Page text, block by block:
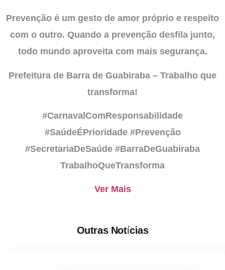
Prevenção é um gesto de amor próprio e respeito
com o outro. Quando a prevenção desfila junto,
todo mundo aproveita com mais segurança.
Prefeitura de Barra de Guabiraba – Trabalho que
transforma!
#CarnavalComResponsabilidade
#SaúdeÉPrioridade #Prevenção
#SecretariaDeSaúde #BarraDeGuabiraba
TrabalhoQueTransforma
Ver Mais
Outras Notícias